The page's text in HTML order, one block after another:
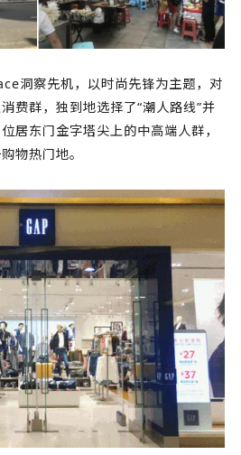
洞察先机，以时尚先锋为主题，对
费群，独到地选择了“潮人路线”并
居东门金字塔尖上的中高端人群，
物热门地。